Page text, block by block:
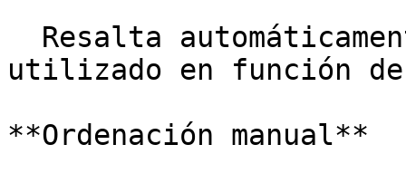
utilizado en función
**Ordenación manual**